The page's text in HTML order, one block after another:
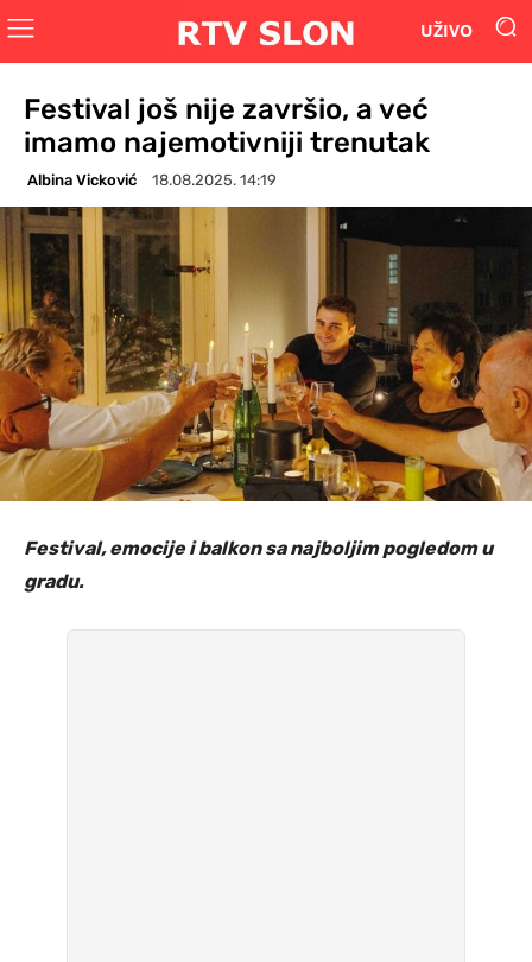
UŽIVO
Festival još nije završio, a već
imamo najemotivniji trenutak
Albina Vicković 18.08.2025. 14:19
Festival, emocije i balkon sa najboljim pogledom u
gradu.